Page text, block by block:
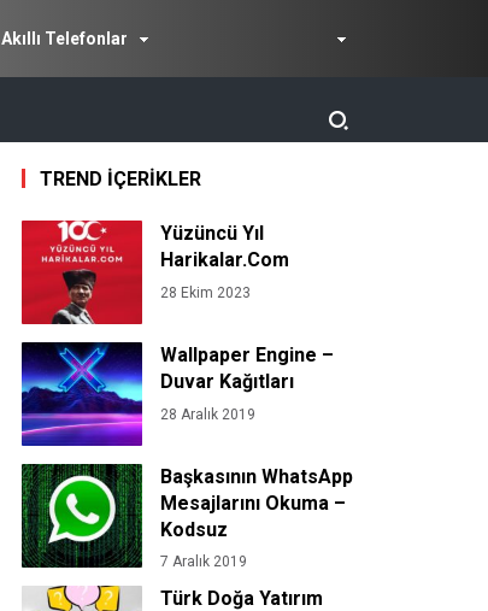
Akıllı Telefonlar
TREND İÇERİKLER
Yüzüncü Yıl
Harikalar.Com
28 Ekim 2023
Wallpaper Engine –
Duvar Kağıtları
28 Aralık 2019
Başkasının WhatsApp
Mesajlarını Okuma –
Kodsuz
7 Aralık 2019
Türk Doğa Yatırım